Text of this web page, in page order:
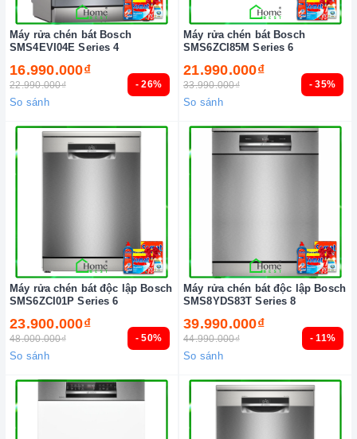
- 26%
Máy rửa chén bát Bosch
SMS4EVI04E Series 4
16.990.000₫
22.990.000₫
So sánh
- 35%
Máy rửa chén bát Bosch
SMS6ZCI85M Series 6
21.990.000₫
33.990.000₫
So sánh
- 50%
Máy rửa chén bát độc lập Bosch
SMS6ZCI01P Series 6
23.900.000₫
48.000.000₫
So sánh
- 11%
Máy rửa chén bát độc lập Bosch
SMS8YDS83T Series 8
39.990.000₫
44.990.000₫
So sánh